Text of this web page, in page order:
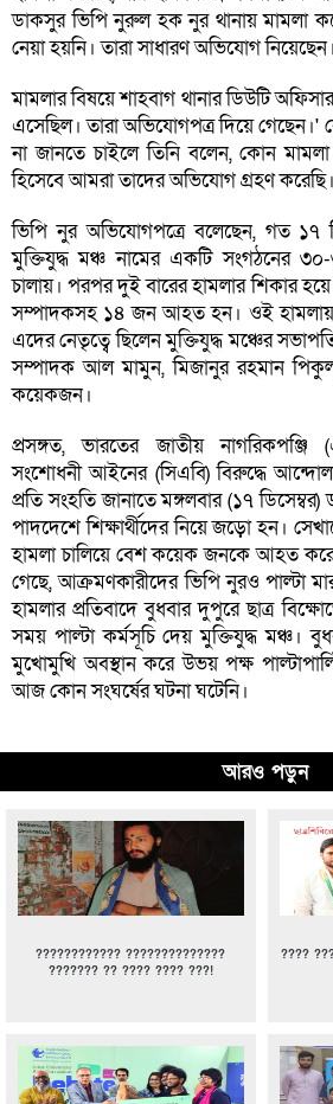
ডাকসুর ভিপি নুরুল হক নুর থানায় মামলা
নেয়া হয়নি। তারা সাধারণ অভিযোগ নিয়েছেন।
মামলার বিষয়ে শাহবাগ থানার ডিউটি
এসেছিল। তারা অভিযোগপত্র দিয়ে গেছেন।'
না জানতে চাইলে তিনি বলেন, কোন
হিসেবে আমরা তাদের অভিযোগ গ্রহণ করেছি।
ভিপি নুর অভিযোগপত্রে বলেছেন, গত ১৭
মুক্তিযুদ্ধ মঞ্চ নামের একটি সংগঠনের
চালায়। পরপর দুই বারের হামলার শিকার
সম্পাদকসহ ১৪ জন আহত হন। ওই
এদের নেতৃত্বে ছিলেন মুক্তিযুদ্ধ মঞ্চের
সম্পাদক আল মামুন, মিজানুর রহমান
কয়েকজন।
প্রসঙ্গত, ভারতের জাতীয়
সংশোধনী আইনের (সিএবি) বিরুদ্ধে
প্রতি সংহতি জানাতে মঙ্গলবার (১৭ ডিসেম্বর)
পাদদেশে শিক্ষার্থীদের নিয়ে জড়ো হন।
হামলা চালিয়ে বেশ কয়েক জনকে আহত
গেছে, আক্রমণকারীদের ভিপি নুরও পাল্টা
হামলার প্রতিবাদে বুধবার দুপুরে ছাত্র
সময় পাল্টা কর্মসূচি দেয় মুক্তিযুদ্ধ মঞ্চ।
মুখোমুখি অবস্থান করে উভয় পক্ষ
আজ কোন সংঘর্ষের ঘটনা ঘটেনি।
আরও পড়ুন
???????????? ??????????????
??????? ?? ???? ???? ???!
????